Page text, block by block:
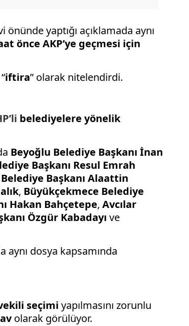
önünde yaptığı açıklamada aynı
önce AKP’ye geçmesi için
iftira” olarak nitelendirdi.
belediyelere yönelik
Beyoğlu Belediye Başkanı İnan
Başkanı Resul Emrah
Başkanı Alaattin
, Büyükçekmece Belediye
Hakan Bahçetepe, Avcılar
Özgür Kabadayı ve
aynı dosya kapsamında
seçimi yapılmasını zorunlu
olarak görülüyor.